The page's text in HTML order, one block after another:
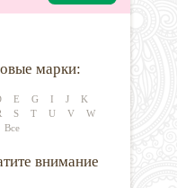
марки:
E G I J
K
S T U V
W
Все
внимание